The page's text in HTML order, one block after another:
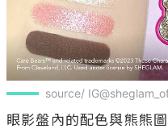
source/
眼影盤內的配色與熊熊